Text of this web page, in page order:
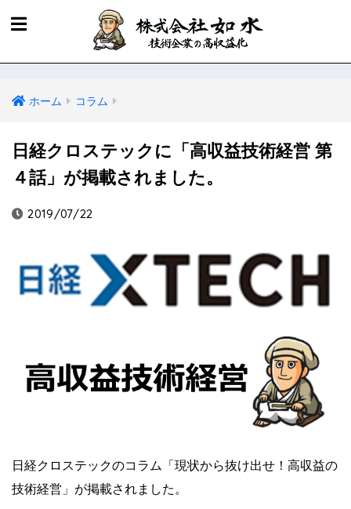
ホーム コラム
日経クロステックに「高収益技術経営 第
４話」が掲載されました。
2019/07/22
日経クロステックのコラム「現状から抜け出せ！高収益の
技術経営」が掲載されました。